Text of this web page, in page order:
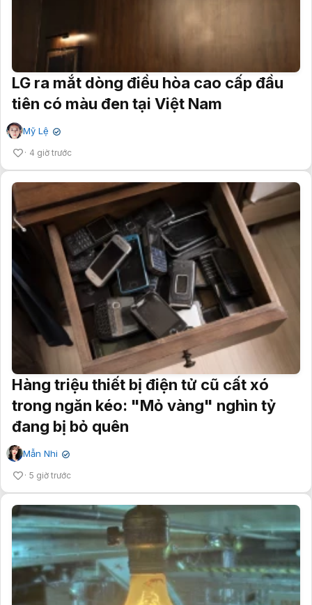
LG ra mắt dòng điều hòa cao cấp đầu
tiên có màu đen tại Việt Nam
Mỹ Lệ ✔
4 giờ trước
Hàng triệu thiết bị điện tử cũ cất xó
trong ngăn kéo: "Mỏ vàng" nghìn tỷ
đang bị bỏ quên
Mẫn Nhi ✔
5 giờ trước